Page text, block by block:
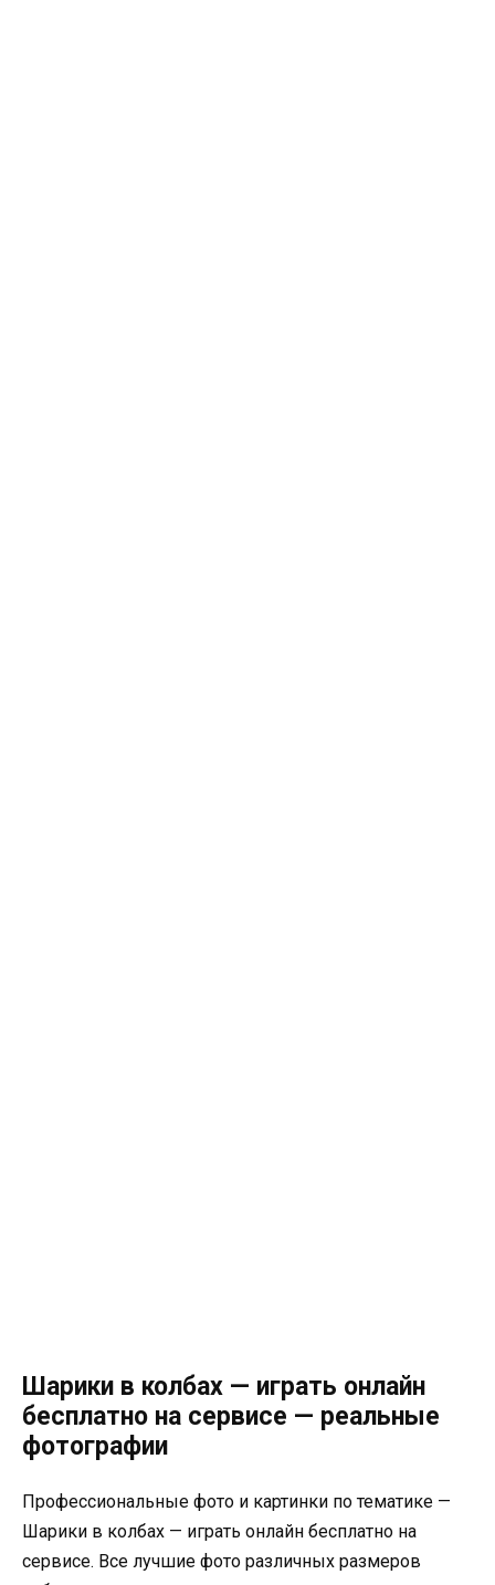
Шарики в колбах — играть онлайн
бесплатно на сервисе — реальные
фотографии
Профессиональные фото и картинки по тематике —
Шарики в колбах — играть онлайн бесплатно на
сервисе. Все лучшие фото различных размеров